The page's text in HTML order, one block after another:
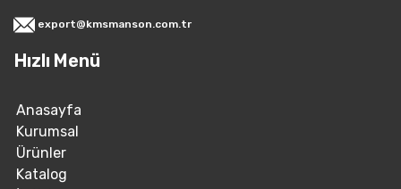
export@kmsmanson.com.tr
Hızlı Menü
Anasayfa
Kurumsal
Ürünler
Katalog